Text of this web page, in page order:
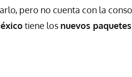
pero no cuenta con la
tiene los nuevos